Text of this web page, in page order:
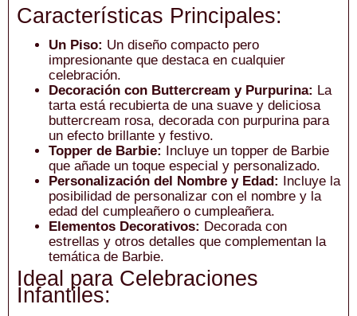
Características Principales:
Un Piso: Un diseño compacto pero
impresionante que destaca en cualquier
celebración.
Decoración con Buttercream y Purpurina: La
tarta está recubierta de una suave y deliciosa
buttercream rosa, decorada con purpurina para
un efecto brillante y festivo.
Topper de Barbie:
Incluye un topper de Barbie
que añade un toque especial y personalizado.
Personalización del Nombre y Edad:
Incluye la
posibilidad de personalizar con el nombre y la
edad del cumpleañero o cumpleañera.
Elementos Decorativos: Decorada con
estrellas y otros detalles que complementan la
temática de Barbie.
Ideal para Celebraciones
Infantiles: